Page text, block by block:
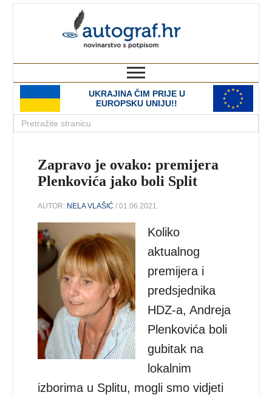
UKRAJINA ČIM PRIJE U
EUROPSKU UNIJU!!
Zapravo je ovako: premijera
Plenkovića jako boli Split
AUTOR: NELA VLAŠIĆ / 01.06.2021.
Koliko
aktualnog
premijera i
predsjednika
HDZ-a, Andreja
Plenkovića boli
gubitak na
lokalnim
izborima u Splitu, mogli smo vidjeti